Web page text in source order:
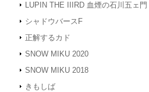
LUPIN THE IIIRD 血煙の石川五ェ門
シャドウバースF
正解するカド
SNOW MIKU 2020
SNOW MIKU 2018
きもしば